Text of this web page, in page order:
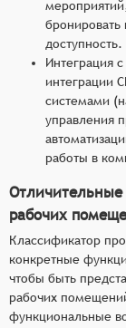
доступность.
Интеграция
интеграции
системами
управления
работы в
рабочих
Классификатор
конкретные
чтобы быть
рабочих
функциональные